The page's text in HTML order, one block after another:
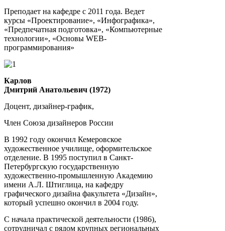
Преподает на кафедре с 2011 года. Ведет
курсы «Проектирование», «Инфографика»,
«Предпечатная подготовка», «Компьютерные
технологии», «Основы WEB-
программирования»
Карлов
Дмитрий Анатольевич (1972)
Доцент, дизайнер-график,
Член Союза дизайнеров России
В 1992 году окончил Кемеровское
художественное училище, оформительское
отделение. В 1995 поступил в Санкт-
Петербургскую государственную
художественно-промышленную Академию
имени А.Л. Штиглица, на кафедру
графического дизайна факультета «Дизайн»,
который успешно окончил в 2004 году.
С начала практической деятельности (1986),
сотрудничал с рядом крупных региональных